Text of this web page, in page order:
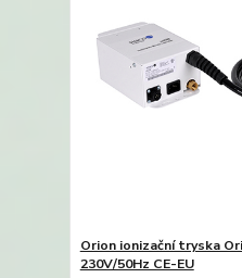
Orion ionizační tryska
230V/50Hz CE-EU